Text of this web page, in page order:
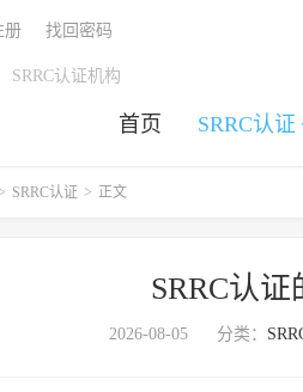
SRRC认证机构
首页 SRRC认证
册 找回密码
> SRRC认证 > 正文
SRRC认
2026-08-05 分类：